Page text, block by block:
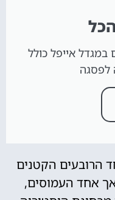
אייפל כולל
הרובעים הקטנים
אחד העמוסים,